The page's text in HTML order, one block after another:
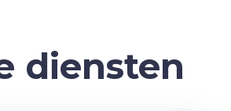
diensten